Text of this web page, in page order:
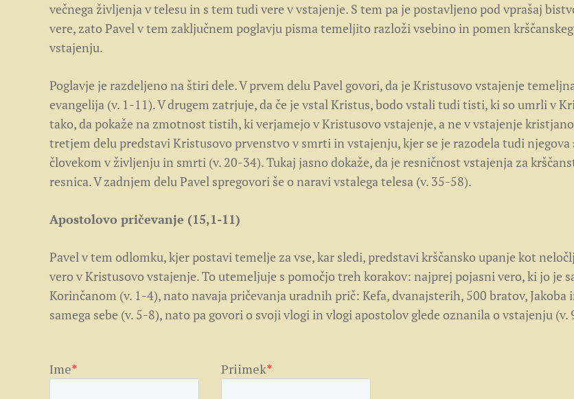
večnega življenja v telesu in s tem tudi vere v vstajenje. S tem pa je postavljeno pod vprašaj
vere, zato Pavel v tem zaključnem poglavju pisma temeljito razloži vsebino in pomen
vstajenju.
Poglavje je razdeljeno na štiri dele. V prvem delu Pavel govori, da je Kristusovo vstajenje
evangelija (v. 1-11). V drugem zatrjuje, da če je vstal Kristus, bodo vstali tudi tisti, ki so umrli v
tako, da pokaže na zmotnost tistih, ki verjamejo v Kristusovo vstajenje, a ne v vstajenje
tretjem delu predstavi Kristusovo prvenstvo v smrti in vstajenju, kjer se je razodela tudi njegova
človekom v življenju in smrti (v. 20-34). Tukaj jasno dokaže, da je resničnost vstajenja za
resnica. V zadnjem delu Pavel spregovori še o naravi vstalega telesa (v. 35-58).
Apostolovo pričevanje (15,1-11)
Pavel v tem odlomku, kjer postavi temelje za vse, kar sledi, predstavi krščansko upanje kot
vero v Kristusovo vstajenje. To utemeljuje s pomočjo treh korakov: najprej pojasni vero, ki jo je
Korinčanom (v. 1-4), nato navaja pričevanja uradnih prič: Kefa, dvanajsterih, 500 bratov, Jakoba
samega sebe (v. 5-8), nato pa govori o svoji vlogi in vlogi apostolov glede oznanila o vstajenju (v.